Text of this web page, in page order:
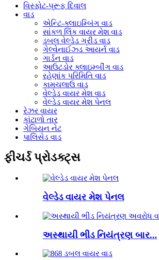
વિસ્ફોટ-પ્રૂફ દિવાલ
વાડ
એન્ટિ-ક્લાઇમ્બિંગ વાડ
સાંકળ લિંક વાયર મેશ વાડ
ડબલ વેલ્ડેડ ગ્રીડ વાડ
ગેલ્વેનાઈઝ્ડ આયર્ન વાડ
ગાર્ડન વાડ
આઉટડોર ક્લાઇમ્બીંગ વાડ
રહેણાંક પરિમિતિ વાડ
કામચલાઉ વાડ
વેલ્ડેડ વાયર મેશ વાડ
વેલ્ડેડ વાયર મેશ પેનલ
રેઝર વાયર
કાંટાળો તાર
ગેબિયન નેટ
પાલિસેડ વાડ
ફીચર્ડ પ્રોડક્ટ્સ
વેલ્ડેડ વાયર મેશ પેનલ
અસ્થાયી ભીડ નિયંત્રણ બાર...